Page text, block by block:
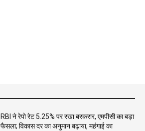
RBI ने रेपो रेट 5.25% पर रखा बरकरार, एमपीसी का बड़ा
फैसला; विकास दर का अनुमान बढ़ाया, महंगाई का